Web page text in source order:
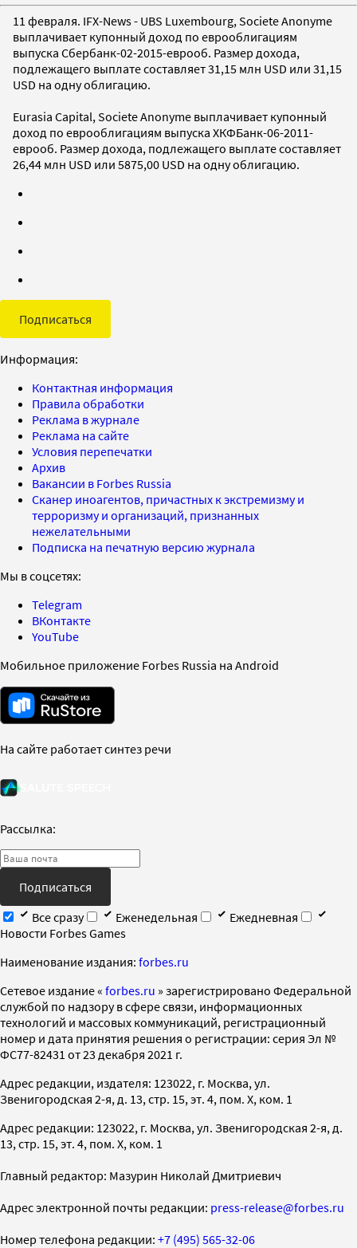
11 февраля. IFX-News - UBS Luxembourg, Societe Anonyme
выплачивает купонный доход по еврооблигациям
выпуска Сбербанк-02-2015-еврооб. Размер дохода,
подлежащего выплате составляет 31,15 млн USD или 31,15
USD на одну облигацию.
Eurasia Capital, Societe Anonyme выплачивает купонный
доход по еврооблигациям выпуска ХКФБанк-06-2011-
еврооб. Размер дохода, подлежащего выплате составляет
26,44 млн USD или 5875,00 USD на одну облигацию.
Подписаться
Информация:
Контактная информация
Правила обработки
Реклама в журнале
Реклама на сайте
Условия перепечатки
Архив
Вакансии в Forbes Russia
Сканер иноагентов, причастных к экстремизму и
терроризму и организаций, признанных
нежелательными
Подписка на печатную версию журнала
Мы в соцсетях:
Telegram
ВКонтакте
YouTube
Мобильное приложение Forbes Russia на Android
На сайте работает синтез речи
Рассылка:
Подписаться
Все сразу
Еженедельная
Ежедневная
Новости Forbes Games
Наименование издания: forbes.ru
Cетевое издание « forbes.ru » зарегистрировано Федеральной
службой по надзору в сфере связи, информационных
технологий и массовых коммуникаций, регистрационный
номер и дата принятия решения о регистрации: серия Эл №
ФС77-82431 от 23 декабря 2021 г.
Адрес редакции, издателя: 123022, г. Москва, ул.
Звенигородская 2-я, д. 13, стр. 15, эт. 4, пом. X, ком. 1
Адрес редакции: 123022, г. Москва, ул. Звенигородская 2-я, д.
13, стр. 15, эт. 4, пом. X, ком. 1
Главный редактор: Мазурин Николай Дмитриевич
Адрес электронной почты редакции: press-release@forbes.ru
Номер телефона редакции: +7 (495) 565-32-06